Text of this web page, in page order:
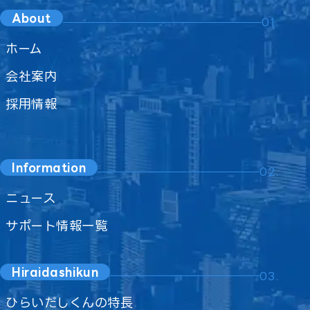
About 01.
ホーム
会社案内
採用情報
Information 02.
ニュース
サポート情報一覧
Hiraidashikun 03.
ひらいだしくんの特長